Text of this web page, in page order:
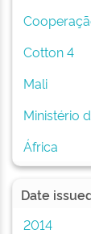
Cotton 4
Mali
Ministério
África
Date
2014